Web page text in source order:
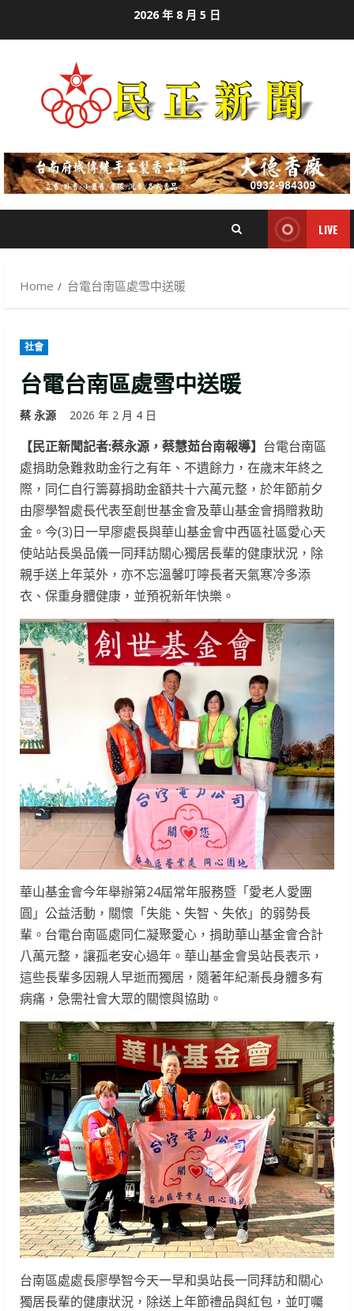
2026 年 8 月 5 日
LIVE
Home 台電台南區處雪中送暖
社會
台電台南區處雪中送暖
蔡 永源 2026 年 2 月 4 日
【民正新聞記者:蔡永源，蔡慧茹台南報導】 台電台南區
處捐助急難救助金行之有年、不遺餘力，在歲末年終之
際，同仁自行籌募捐助金額共十六萬元整，於年節前夕
由廖學智處長代表至創世基金會及華山基金會捐贈救助
金。今(3)日一早廖處長與華山基金會中西區社區愛心天
使站站長吳品儀一同拜訪關心獨居長輩的健康狀況，除
親手送上年菜外，亦不忘溫馨叮嚀長者天氣寒冷多添
衣、保重身體健康，並預祝新年快樂。
華山基金會今年舉辦第24屆常年服務暨「愛老人愛團
圓」公益活動，關懷「失能、失智、失依」的弱勢長
輩。台電台南區處同仁凝聚愛心，捐助華山基金會合計
八萬元整，讓孤老安心過年。華山基金會吳站長表示，
這些長輩多因親人早逝而獨居，隨著年紀漸長身體多有
病痛，急需社會大眾的關懷與協助。
台南區處處長廖學智今天一早和吳站長一同拜訪和關心
獨居長輩的健康狀況，除送上年節禮品與紅包，並叮囑